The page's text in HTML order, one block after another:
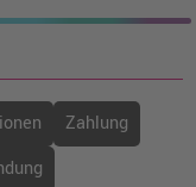
Canon PFI-1700B
Zahlung